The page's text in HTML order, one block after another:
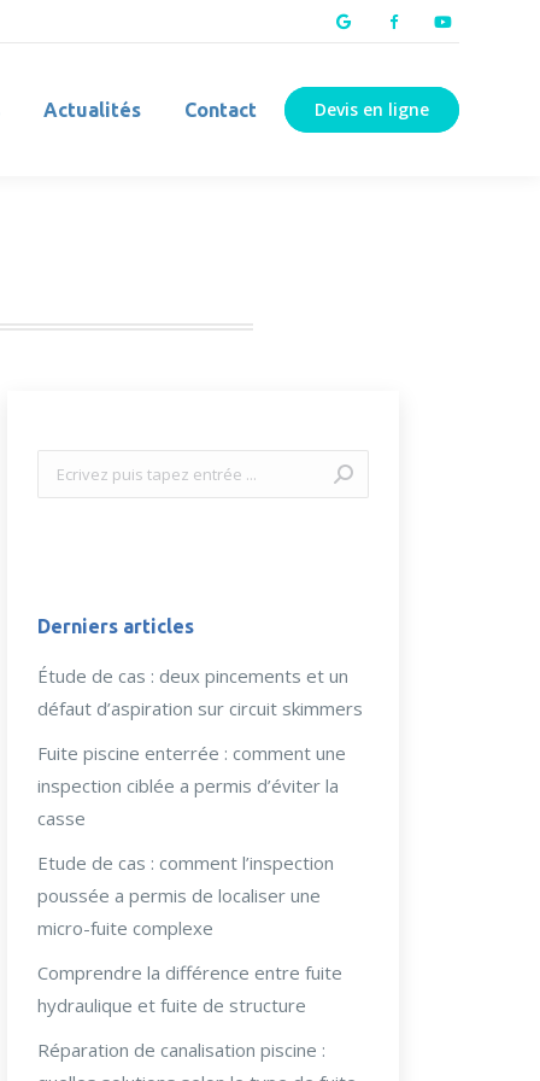
Actualités Contact Devis en ligne
Recherche
:
Derniers articles
Étude de cas : deux pincements et un
défaut d’aspiration sur circuit skimmers
Fuite piscine enterrée : comment une
inspection ciblée a permis d’éviter la
casse
Etude de cas : comment l’inspection
poussée a permis de localiser une
micro-fuite complexe
Comprendre la différence entre fuite
hydraulique et fuite de structure
Réparation de canalisation piscine :